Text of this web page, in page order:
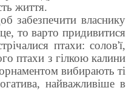
життя.
забезпечити власнику
то варто придивитися
птахи: солов'ї,
птахи з гілкою калини
вибирають ті
найважливіше в